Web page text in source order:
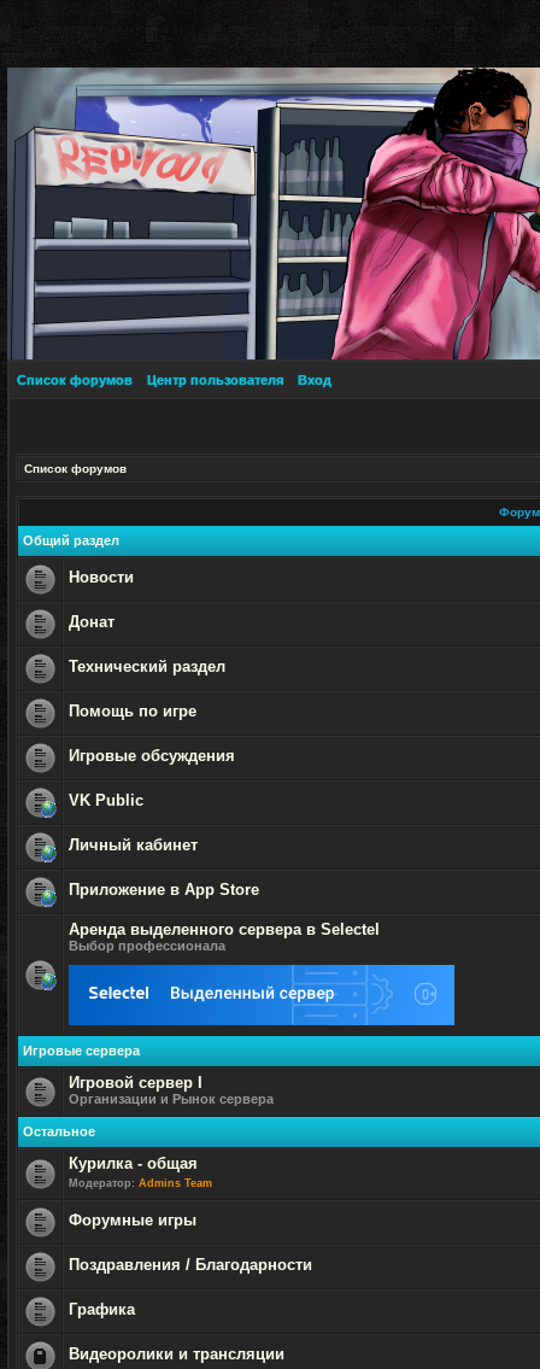
Список форумов Центр пользователя Вход
Список форумов
Общий раздел
непрочитанных
сообщений
Новости
непрочитанных
сообщений
Донат
непрочитанных
сообщений
Технический раздел
непрочитанных
сообщений
Помощь по игре
непрочитанных
сообщений
Игровые обсуждения
непрочитанных
сообщений
VK Public
непрочитанных
сообщений
Личный кабинет
непрочитанных
сообщений
Приложение в App Store
сообщений
Аренда выделенного сервера в Selectel
Выбор профессионала
Игровые сервера
Нет
непрочитанных
Игровой сервер I
Организации и Рынок сервера
Остальное
сообщений
Курилка - общая
Модератор: Admins Team
непрочитанных
сообщений
Форумные игры
непрочитанных
сообщений
Поздравления / Благодарности
непрочитанных
сообщений
Графика
Видеоролики и трансляции